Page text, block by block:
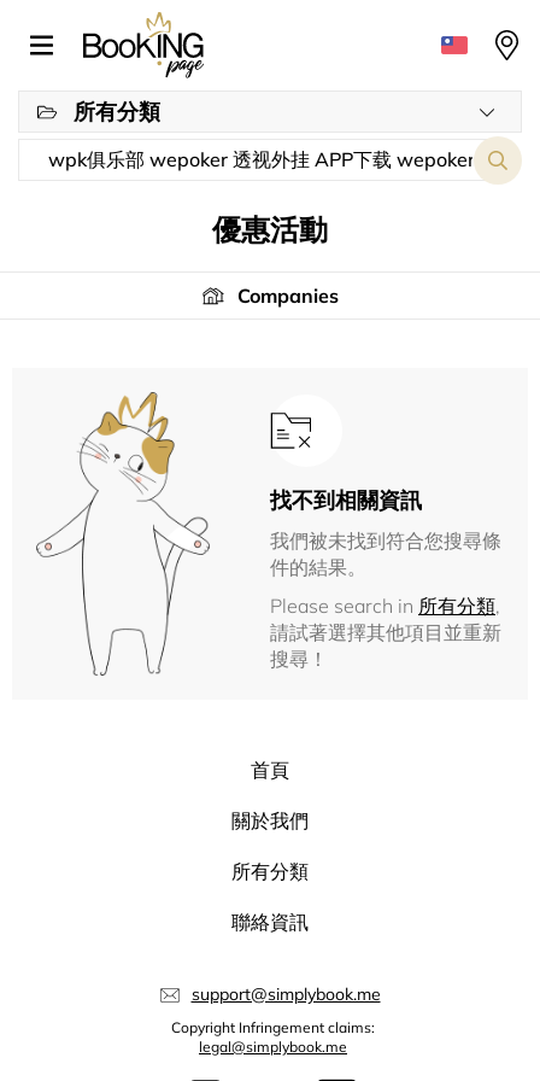
所有分類
優惠活動
Companies
找不到相關資訊
我們被未找到符合您搜尋條
件的結果。
Please search in 所有分類,
請試著選擇其他項目並重新
搜尋！
首頁
關於我們
所有分類
聯絡資訊
support@simplybook.me
Copyright Infringement claims:
legal@simplybook.me